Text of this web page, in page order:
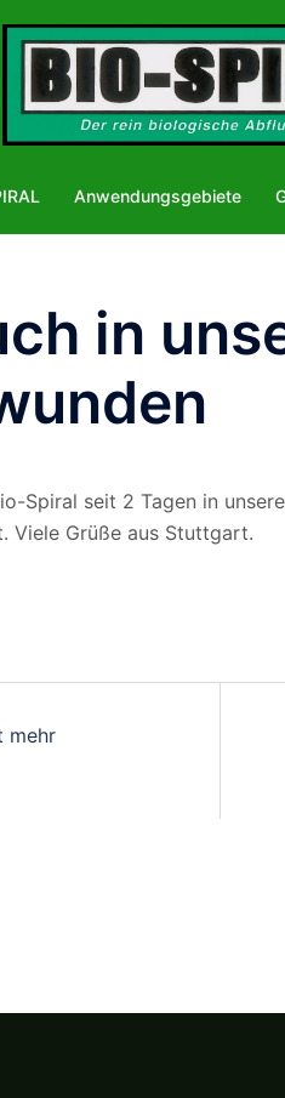
Anwendungsgebiete
in
Spiral seit 2 Tagen in
Viele Grüße aus Stuttgart.
mehr